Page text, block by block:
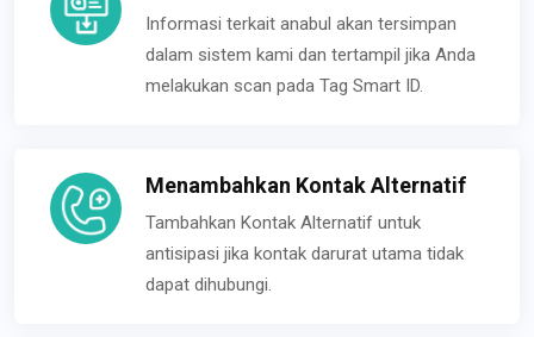
Informasi terkait anabul akan tersimpan
dalam sistem kami dan tertampil jika Anda
melakukan scan pada Tag Smart ID.
Menambahkan Kontak Alternatif
Tambahkan Kontak Alternatif untuk
antisipasi jika kontak darurat utama tidak
dapat dihubungi.